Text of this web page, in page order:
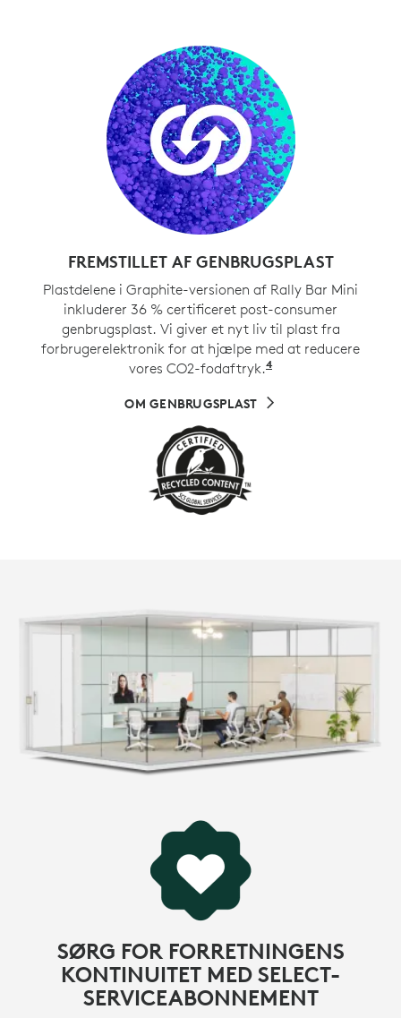
FREMSTILLET AF GENBRUGSPLAST
Plastdelene i Graphite-versionen af Rally Bar Mini
inkluderer 36 % certificeret post-consumer
genbrugsplast. Vi giver et nyt liv til plast fra
forbrugerelektronik for at hjælpe med at reducere
vores CO2-fodaftryk.4Omfatter ikke
OM GENBRUGSPLAST
SØRG FOR FORRETNINGENS
KONTINUITET MED SELECT-
SERVICEABONNEMENT